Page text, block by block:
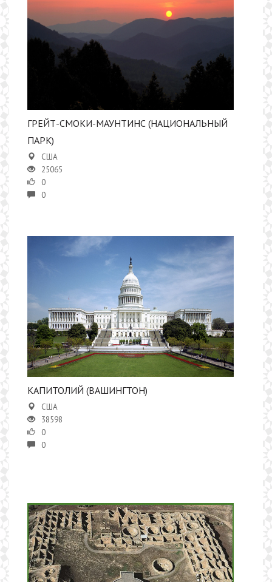
ГРЕЙТ-СМОКИ-МАУНТИНС (НАЦИОНАЛЬНЫЙ
ПАРК)
США
25065
0
0
КАПИТОЛИЙ (ВАШИНГТОН)
США
38598
0
0